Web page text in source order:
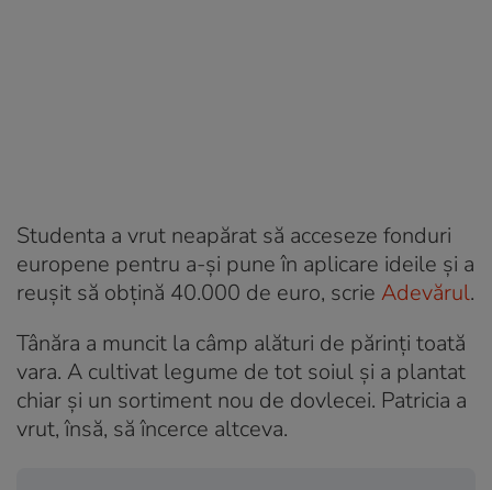
Studenta a vrut neapărat să acceseze fonduri
europene pentru a-și pune în aplicare ideile și a
reușit să obțină 40.000 de euro, scrie Adevărul.
Tânăra a muncit la câmp alături de părinți toată
vara. A cultivat legume de tot soiul și a plantat
chiar și un sortiment nou de dovlecei. Patricia a
vrut, însă, să încerce altceva.